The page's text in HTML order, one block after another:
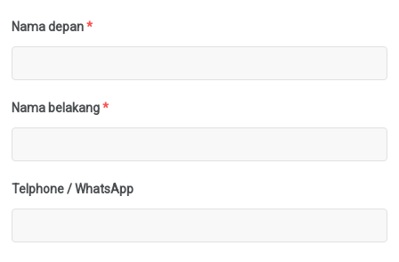
Nama depan *
Nama belakang *
Telphone / WhatsApp